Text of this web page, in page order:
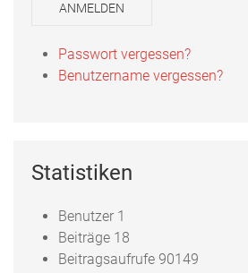
ANMELDEN
Passwort vergessen?
Benutzername vergessen?
Statistiken
Benutzer 1
Beiträge 18
Beitragsaufrufe 90149